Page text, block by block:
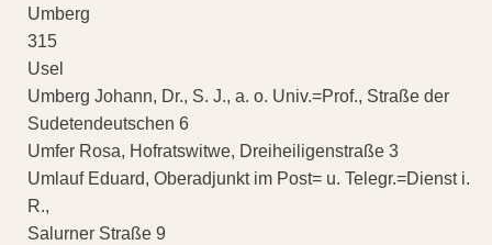
Umberg
315
Usel
Umberg Johann, Dr., S. J., a. o. Univ.=Prof., Straße der
Sudetendeutschen 6
Umfer Rosa, Hofratswitwe, Dreiheiligenstraße 3
Umlauf Eduard, Oberadjunkt im Post= u. Telegr.=Dienst i.
R.,
Salurner Straße 9